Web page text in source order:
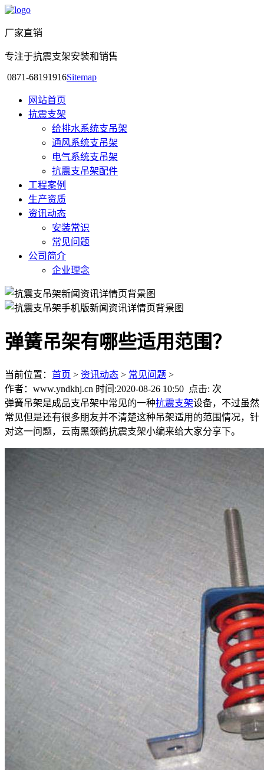
厂家直销
专注于抗震支架安装和销售
0871-68191916Sitemap
网站首页
抗震支架
给排水系统支吊架
通风系统支吊架
电气系统支吊架
抗震支吊架配件
工程案例
生产资质
资讯动态
安装常识
常见问题
公司简介
企业理念
弹簧吊架有哪些适用范围？
当前位置： 首页 > 资讯动态 > 常见问题 >
作者：www.yndkhj.cn 时间:2020-08-26 10:50 点击: 次
弹簧吊架是成品支吊架中常见的一种抗震支架设备，不过虽然
常见但是还有很多朋友并不清楚这种吊架适用的范围情况，针
对这一问题，云南黑颈鹤抗震支架小编来给大家分享下。